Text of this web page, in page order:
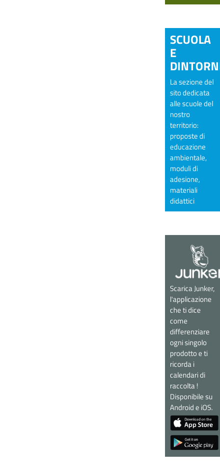
SCUOLA
E
La sezione del
sito dedicata
alle scuole del
nostro
territorio:
proposte di
educazione
ambientale,
moduli di
adesione,
materiali
didattici
Scarica Junker,
l'applicazione
che ti dice
come
differenziare
ogni singolo
prodotto e ti
ricorda i
calendari di
raccolta !
Disponibile su
Android e iOS.